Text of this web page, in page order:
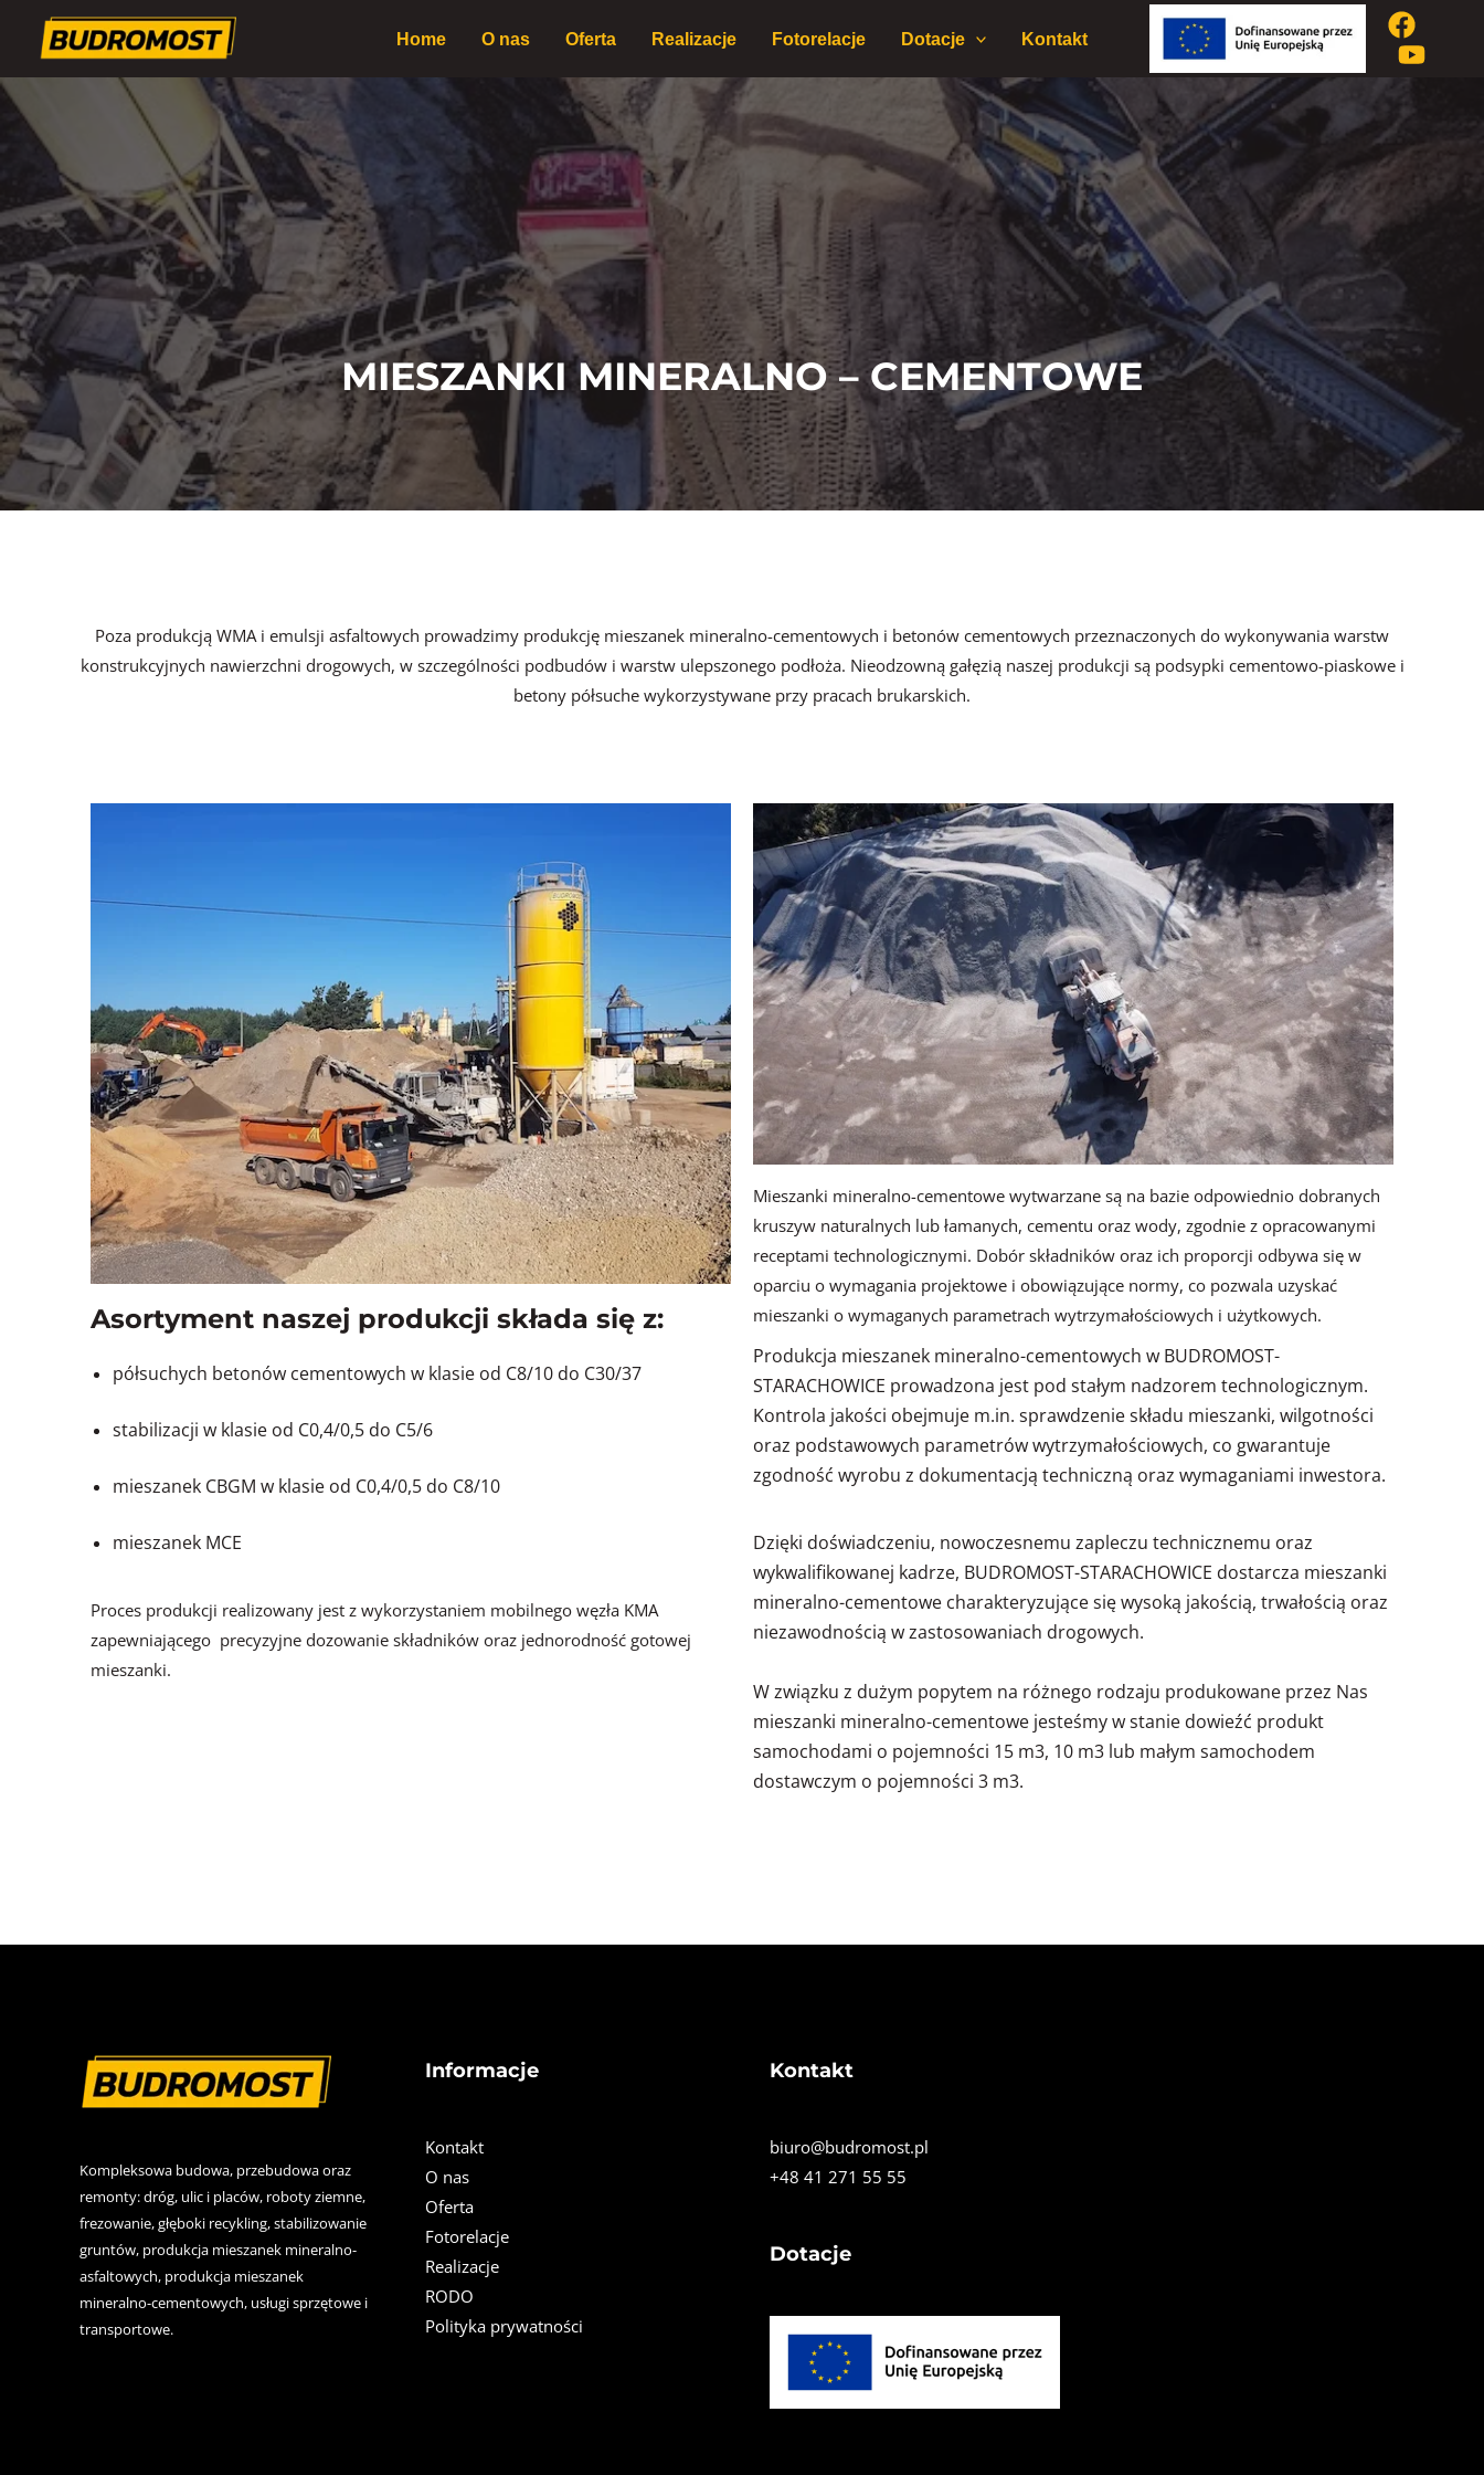
Home O nas Oferta Realizacje Fotorelacje Dotacje Kontakt
MIESZANKI MINERALNO – CEMENTOWE
Poza produkcją WMA i emulsji asfaltowych prowadzimy produkcję mieszanek mineralno-cementowych i betonów cementowych przeznaczonych do wykonywania warstw
konstrukcyjnych nawierzchni drogowych, w szczególności podbudów i warstw ulepszonego podłoża. Nieodzowną gałęzią naszej produkcji są podsypki cementowo-piaskowe i
betony półsuche wykorzystywane przy pracach brukarskich.
Asortyment naszej produkcji składa się z:
półsuchych betonów cementowych w klasie od C8/10 do C30/37
stabilizacji w klasie od C0,4/0,5 do C5/6
mieszanek CBGM w klasie od C0,4/0,5 do C8/10
mieszanek MCE
Proces produkcji realizowany jest z wykorzystaniem mobilnego węzła KMA
zapewniającego precyzyjne dozowanie składników oraz jednorodność gotowej
mieszanki.
Mieszanki mineralno-cementowe wytwarzane są na bazie odpowiednio dobranych
kruszyw naturalnych lub łamanych, cementu oraz wody, zgodnie z opracowanymi
receptami technologicznymi. Dobór składników oraz ich proporcji odbywa się w
oparciu o wymagania projektowe i obowiązujące normy, co pozwala uzyskać
mieszanki o wymaganych parametrach wytrzymałościowych i użytkowych.
Produkcja mieszanek mineralno-cementowych w BUDROMOST-
STARACHOWICE prowadzona jest pod stałym nadzorem technologicznym.
Kontrola jakości obejmuje m.in. sprawdzenie składu mieszanki, wilgotności
oraz podstawowych parametrów wytrzymałościowych, co gwarantuje
zgodność wyrobu z dokumentacją techniczną oraz wymaganiami inwestora.
Dzięki doświadczeniu, nowoczesnemu zapleczu technicznemu oraz
wykwalifikowanej kadrze, BUDROMOST-STARACHOWICE dostarcza mieszanki
mineralno-cementowe charakteryzujące się wysoką jakością, trwałością oraz
niezawodnością w zastosowaniach drogowych.
W związku z dużym popytem na różnego rodzaju produkowane przez Nas
mieszanki mineralno-cementowe jesteśmy w stanie dowieźć produkt
samochodami o pojemności 15 m3, 10 m3 lub małym samochodem
dostawczym o pojemności 3 m3.
Kompleksowa budowa, przebudowa oraz
remonty: dróg, ulic i placów, roboty ziemne,
frezowanie, głęboki recykling, stabilizowanie
gruntów, produkcja mieszanek mineralno-
asfaltowych, produkcja mieszanek
mineralno-cementowych, usługi sprzętowe i
transportowe.
Informacje
Kontakt
O nas
Oferta
Fotorelacje
Realizacje
RODO
Polityka prywatności
Kontakt
biuro@budromost.pl
+48 41 271 55 55
Dotacje